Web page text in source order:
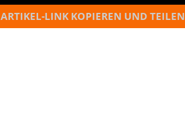
ARTIKEL-LINK KOPIEREN UND TEILEN